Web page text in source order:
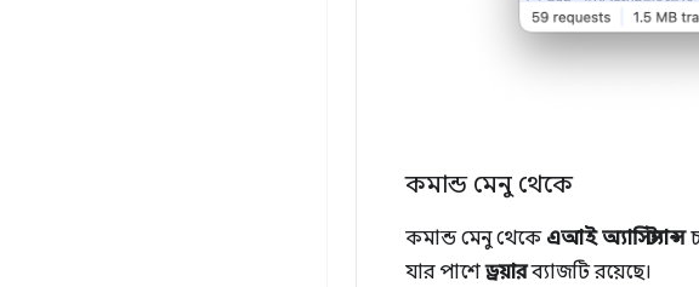
কমান্ড মেনু থেকে
কমান্ড মেনু থেকে এআই অ্যাসিস্ট্যান্স
যার পাশেড্রয়ারব্যাজটি রয়েছে।